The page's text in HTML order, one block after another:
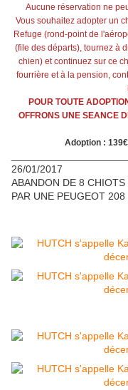
Aucune réservation ne
Vous souhaitez adopter un
Refuge (rond-point de
(file des départs), tournez à
chien) et continuez sur ce
fourrière et à la pension,
POUR TOUTE
OFFRONS UNE SEANCE
Adoption :
26/01/2017
ABANDON DE 8
PAR UNE PEUGEOT 208